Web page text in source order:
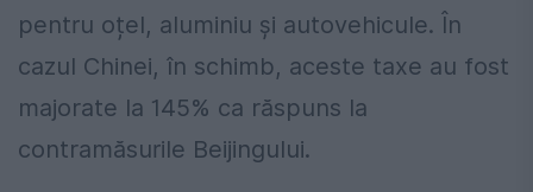
pentru oțel, aluminiu și autovehicule. În
cazul Chinei, în schimb, aceste taxe au fost
majorate la 145% ca răspuns la
contramăsurile Beijingului.